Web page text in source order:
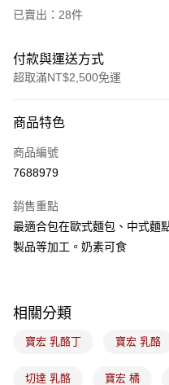
已賣出：28件
付款與運送方式
超取滿NT$2,500免運
信用卡一次付款
LINE Pay
悠遊付
Google Pay
ATM付款
冷藏7-11取貨(5kg以內，尺寸
商品特色
商品編號
7688979
銷售重點
最適合包在歐式麵包、中式麵
製品等加工。奶素可食
相關分類
寶宏 乳酪丁 寶宏 乳酪
切達 乳酪 寶宏 橘